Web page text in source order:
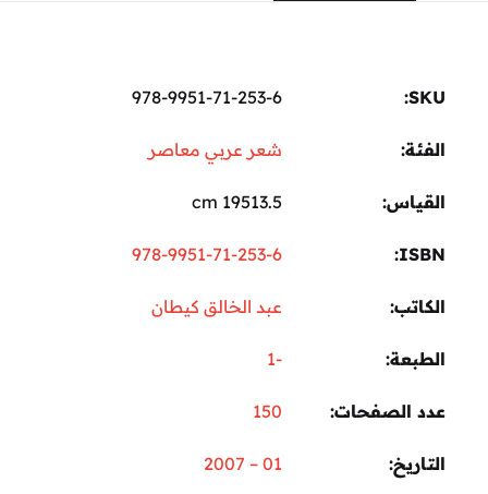
SKU:
978-9951-71-253-6
الفئة: شعر عربي معاصر
القياس 19513.5 cm
ISBN
978-9951-71-253-6
الكاتب عبد الخالق كيطان
الطبعة -1
عدد الصفحات 150
التاريخ 01 – 2007